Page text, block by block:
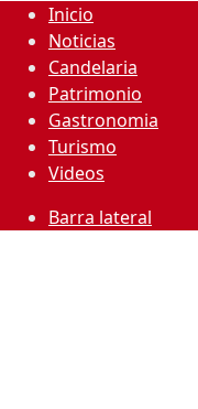
Inicio
Noticias
Candelaria
Patrimonio
Gastronomia
Turismo
Videos
Barra lateral